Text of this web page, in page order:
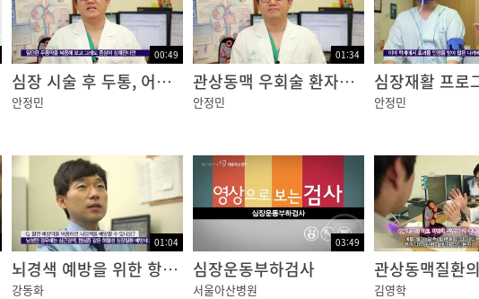
00:49
심장 시술 후 두통, 어지러움
안정민
01:34
관상동맥 우회술 환자의 일상생활
안정민 안정민
01:04
뇌경색 예방을 위한 항혈전제 복용
강동화
03:49
심장운동부하검사
서울아산병원 김영학